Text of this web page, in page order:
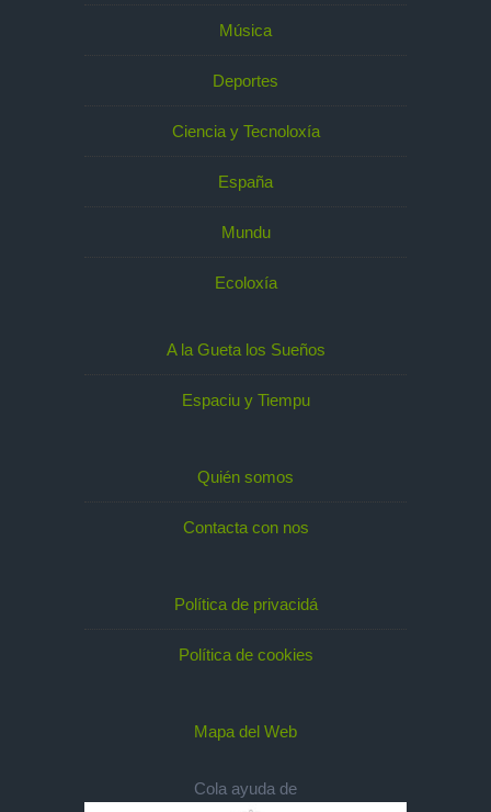
Música
Deportes
Ciencia y Tecnoloxía
España
Mundu
Ecoloxía
A la Gueta los Sueños
Espaciu y Tiempu
Quién somos
Contacta con nos
Política de privacidá
Política de cookies
Mapa del Web
Cola ayuda de